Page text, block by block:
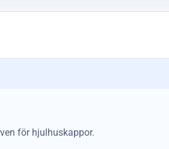
för hjulhuskappor.